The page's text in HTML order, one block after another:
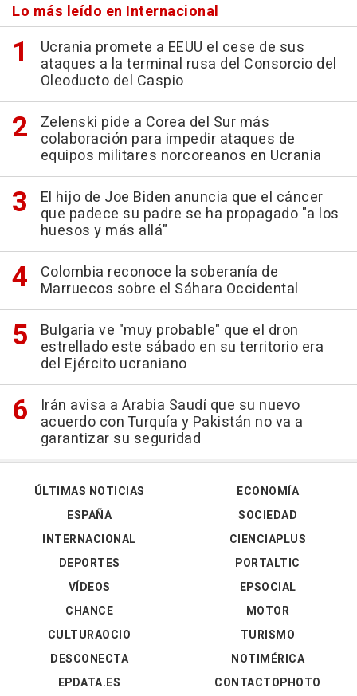
Lo más leído en Internacional
Ucrania promete a EEUU el cese de sus
ataques a la terminal rusa del Consorcio del
Oleoducto del Caspio
Zelenski pide a Corea del Sur más
colaboración para impedir ataques de
equipos militares norcoreanos en Ucrania
El hijo de Joe Biden anuncia que el cáncer
que padece su padre se ha propagado "a los
huesos y más allá"
Colombia reconoce la soberanía de
Marruecos sobre el Sáhara Occidental
Bulgaria ve "muy probable" que el dron
estrellado este sábado en su territorio era
del Ejército ucraniano
Irán avisa a Arabia Saudí que su nuevo
acuerdo con Turquía y Pakistán no va a
garantizar su seguridad
ÚLTIMAS NOTICIAS
ESPAÑA
INTERNACIONAL
DEPORTES
VÍDEOS
ECONOMÍA
SOCIEDAD
CIENCIAPLUS
PORTALTIC
EPSOCIAL
CHANCE
CULTURAOCIO
DESCONECTA
EPDATA.ES
MOTOR
TURISMO
NOTIMÉRICA
CONTACTOPHOTO